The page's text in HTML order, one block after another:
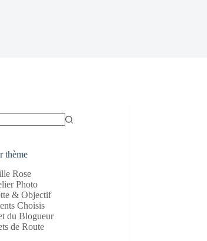
thème
Rose
Photo
& Objectif
Choisis
du Blogueur
de Route